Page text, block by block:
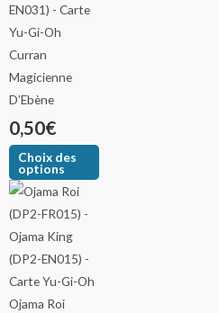
Curran
Magicienne
D’Ebène
0,50€
Choix des
options
Ojama Roi